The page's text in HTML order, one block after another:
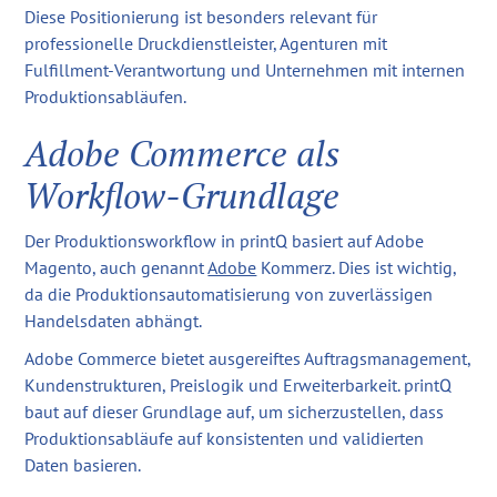
Diese Positionierung ist besonders relevant für
professionelle Druckdienstleister, Agenturen mit
Fulfillment-Verantwortung und Unternehmen mit internen
Produktionsabläufen.
Adobe Commerce als
Workflow-Grundlage
Der Produktionsworkflow in printQ basiert auf Adobe
Magento, auch genanntAdobe Kommerz. Dies ist wichtig,
da die Produktionsautomatisierung von zuverlässigen
Handelsdaten abhängt.
Adobe Commerce bietet ausgereiftes Auftragsmanagement,
Kundenstrukturen, Preislogik und Erweiterbarkeit. printQ
baut auf dieser Grundlage auf, um sicherzustellen, dass
Produktionsabläufe auf konsistenten und validierten
Daten basieren.